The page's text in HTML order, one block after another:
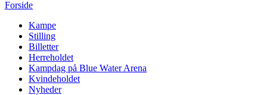
Forside
Kampe
Stilling
Billetter
Herreholdet
Kampdag på Blue Water Arena
Kvindeholdet
Nyheder